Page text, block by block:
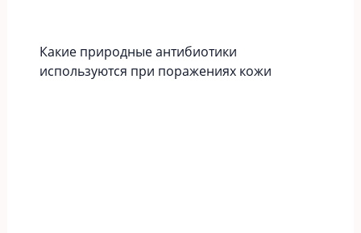
Какие природные антибиотики
используются при поражениях кожи